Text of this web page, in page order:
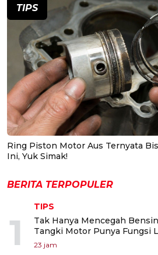
TIPS
Ring Piston Motor Aus Ternyata
Ini, Yuk Simak!
BERITA TERPOPULER
1
TIPS
Tak Hanya Mencegah
Tangki Motor Punya Fungsi
23 jam